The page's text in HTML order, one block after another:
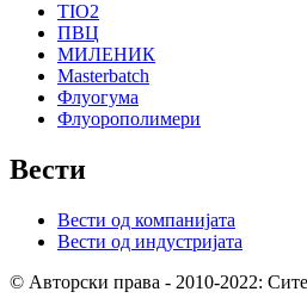
TIO2
ПВЦ
МИЛЕНИК
Masterbatch
Флуогума
Флуорополимери
Вести
Вести од компанијата
Вести од индустријата
© Авторски права - 2010-2022: